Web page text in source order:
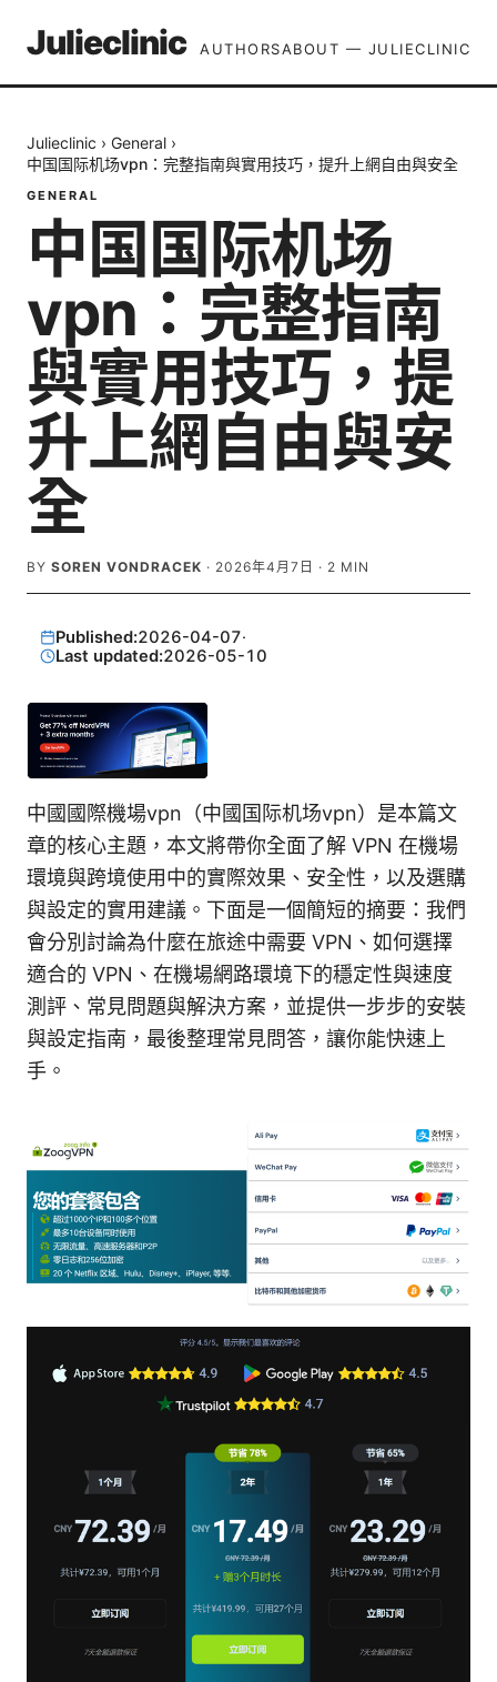
Julieclinic AUTHORSABOUT — JULIECLINIC
Julieclinic › General ›
中国国际机场vpn：完整指南與實用技巧，提升上網自由與安全
GENERAL
中国国际机场
vpn：完整指南
與實用技巧，提
升上網自由與安
全
BY SOREN VONDRACEK · 2026年4月7日 · 2 MIN
Published:2026-04-07·
Last updated:2026-05-10
中國國際機場vpn（中國国际机场vpn）是本篇文
章的核心主題，本文將帶你全面了解 VPN 在機場
環境與跨境使用中的實際效果、安全性，以及選購
與設定的實用建議。下面是一個簡短的摘要：我們
會分別討論為什麼在旅途中需要 VPN、如何選擇
適合的 VPN、在機場網路環境下的穩定性與速度
測評、常見問題與解決方案，並提供一步步的安裝
與設定指南，最後整理常見問答，讓你能快速上
手。